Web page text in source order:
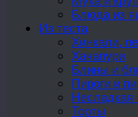
Блюда из
Из теста
Хинкали,
Хачапури
Блины и
Пироги и
Несладкая
Торты